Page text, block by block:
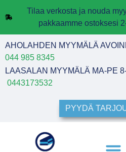
Tilaa verkosta ja nouda
pakkaamme ostoksesi
AHOLAHDEN MYYMÄLÄ
044 985 8345
LAASALAN MYYMÄLÄ MA-PE
0443173532
PYYDÄ